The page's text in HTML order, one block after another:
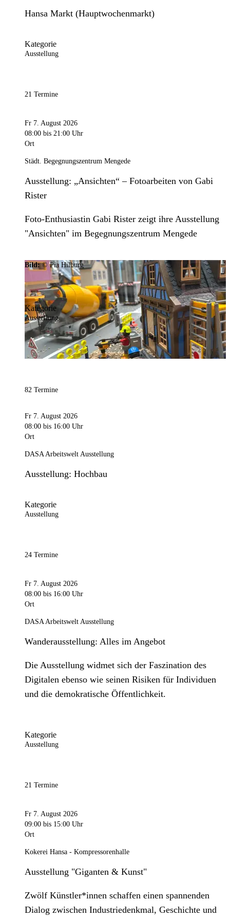
Hansa Markt (Hauptwochenmarkt)
Kategorie
Ausstellung
21 Termine
Fr 7. August 2026
08:00 bis 21:00 Uhr
Ort
Städt. Begegnungszentrum Mengede
Ausstellung: „Ansichten“ – Fotoarbeiten von Gabi
Rister
Foto-Enthusiastin Gabi Rister zeigt ihre Ausstellung
"Ansichten" im Begegnungszentrum Mengede
Bild:© Pia Hilburg
Kategorie
Ausstellung
82 Termine
Fr 7. August 2026
08:00 bis 16:00 Uhr
Ort
DASA Arbeitswelt Ausstellung
Ausstellung: Hochbau
Kategorie
Ausstellung
24 Termine
Fr 7. August 2026
08:00 bis 16:00 Uhr
Ort
DASA Arbeitswelt Ausstellung
Wanderausstellung: Alles im Angebot
Die Ausstellung widmet sich der Faszination des
Digitalen ebenso wie seinen Risiken für Individuen
und die demokratische Öffentlichkeit.
Kategorie
Ausstellung
21 Termine
Fr 7. August 2026
09:00 bis 15:00 Uhr
Ort
Kokerei Hansa - Kompressorenhalle
Ausstellung "Giganten & Kunst"
Zwölf Künstler*innen schaffen einen spannenden
Dialog zwischen Industriedenkmal, Geschichte und